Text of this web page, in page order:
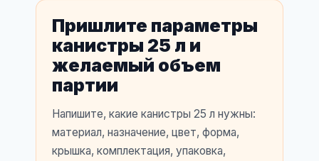
Пришлите параметры
канистры 25 л и
желаемый объем
партии
Напишите, какие канистры 25 л нужны:
материал, назначение, цвет, форма,
крышка, комплектация, упаковка,